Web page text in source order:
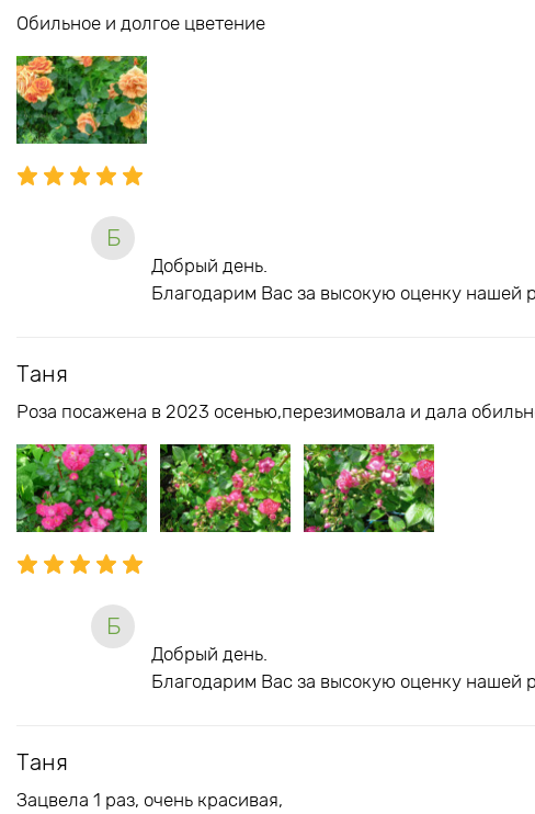
Обильное и долгое цветение
Б
Добрый день.
Благодарим Вас за высокую оценку нашей
Таня
Роза посажена в 2023 осенью,перезимовала и дала
Б
Добрый день.
Благодарим Вас за высокую оценку нашей
Таня
Зацвела 1 раз, очень красивая,